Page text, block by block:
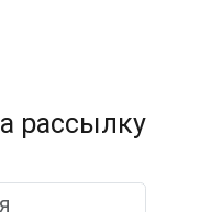
рассылку